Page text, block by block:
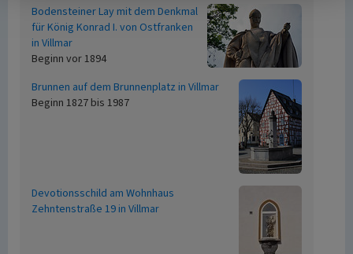
Bodensteiner Lay mit dem Denkmal
für König Konrad I. von Ostfranken
in Villmar
Beginn vor 1894
Brunnen auf dem Brunnenplatz in Villmar
Beginn 1827 bis 1987
Devotionsschild am Wohnhaus
Zehntenstraße 19 in Villmar